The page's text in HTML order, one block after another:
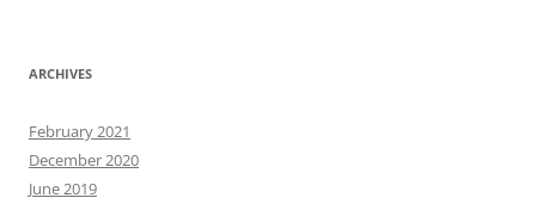
ARCHIVES
February 2021
December 2020
June 2019